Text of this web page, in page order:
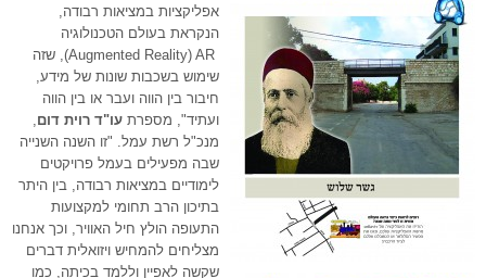
אפליקציות במציאות רבודה,
הנקראת בעולם הטכנולוגיה
Augmented Reality) AR), שזה
שימוש בשכבות שונות של מידע,
חיבור בין הווה ועבר או בין הווה
ועתיד", מספרתעו"ד רוית דום,
מנכ"ל רשת עמל. "זו השנה השנייה
שבה מפעילים בעמל פרויקטים
לימודיים במציאות רבודה, בין היתר
בתיכון הרב תחומי למקצועות
התעופה הולץ חיל האוויר, וכך אנחנו
מצליחים להמחיש ויזואלית דברים
שקשה לאפיין וללמד בכיתה, כמו